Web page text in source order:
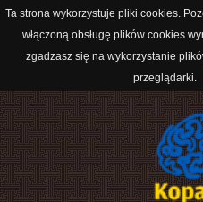
Ta strona wykorzystuje pliki cookies.
włączoną obsługę plików cookies
zgadzasz się na wykorzystanie
przeglądarki.